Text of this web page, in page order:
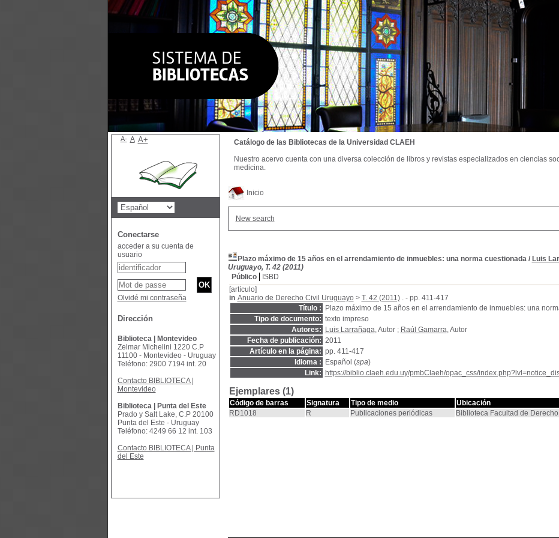
Inicio
New search
Plazo máximo de 15 años en el arrendamiento de inmuebles: una norma cuestionada/ Luis
Uruguayo, T. 42 (2011)
Público
ISBD
[artículo]
in Anuario de Derecho Civil Uruguayo> T. 42 (2011). - pp. 411-417
Título :
Plazo máximo de 15 años en el arrendamiento de inmuebles: una
Tipo de documento: texto impreso
Autores:
Luis Larrañaga, Autor ; Raúl Gamarra, Autor
Fecha de publicación: 2011
Artículo en la página: pp. 411-417
Idioma :
Español (spa)
Link:
https://biblio.claeh.edu.uy/pmbClaeh/opac_css/
Ejemplares (1)
Código de barras Signatura Tipo de medio Ubicación
RD1018
R Publicaciones periódicas Biblioteca Facultad de Derecho
Catálogo de las Bibliotecas de la Universidad CLAEH
Nuestro acervo cuenta con una diversa colección de libros y revistas especializados en ciencias
medicina.
A- A A+
Conectarse
acceder a su cuenta de
usuario
Olvidé mi contraseña
Dirección
Biblioteca | Montevideo
Zelmar Michelini 1220 C.P
11100 - Montevideo - Uruguay
Teléfono: 2900 7194 int. 20
Contacto BIBLIOTECA |
Montevideo
Biblioteca | Punta del Este
Prado y Salt Lake, C.P 20100
Punta del Este - Uruguay
Teléfono: 4249 66 12 int. 103
Contacto BIBLIOTECA | Punta
del Este